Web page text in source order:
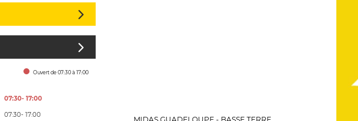
Ouvert de 07:30 à 17:00
07:30- 17:00
07:30- 17:00